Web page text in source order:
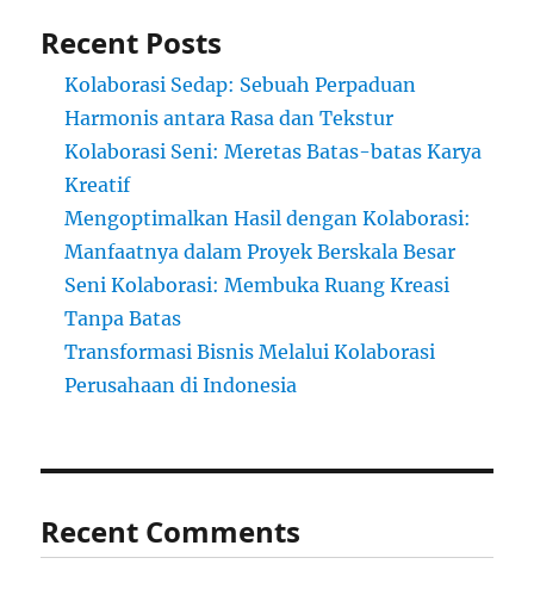
Recent Posts
Kolaborasi Sedap: Sebuah Perpaduan
Harmonis antara Rasa dan Tekstur
Kolaborasi Seni: Meretas Batas-batas Karya
Kreatif
Mengoptimalkan Hasil dengan Kolaborasi:
Manfaatnya dalam Proyek Berskala Besar
Seni Kolaborasi: Membuka Ruang Kreasi
Tanpa Batas
Transformasi Bisnis Melalui Kolaborasi
Perusahaan di Indonesia
Recent Comments